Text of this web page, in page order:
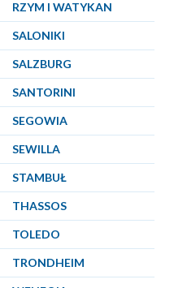
RZYM I WATYKAN
SALONIKI
SALZBURG
SANTORINI
SEGOWIA
SEWILLA
STAMBUŁ
THASSOS
TOLEDO
TRONDHEIM